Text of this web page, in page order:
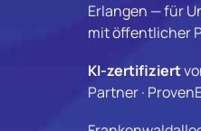
Erlangen — für
mit öffentlicher
KI-zertifiziert
Partner ·